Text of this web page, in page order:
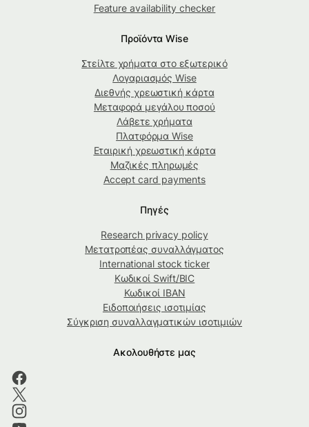
Feature availability checker
Προϊόντα Wise
Στείλτε χρήματα στο εξωτερικό
Λογαριασμός Wise
Διεθνής χρεωστική κάρτα
Μεταφορά μεγάλου ποσού
Λάβετε χρήματα
Πλατφόρμα Wise
Εταιρική χρεωστική κάρτα
Μαζικές πληρωμές
Accept card payments
Πηγές
Research privacy policy
Μετατροπέας συναλλάγματος
International stock ticker
Κωδικοί Swift/BIC
Κωδικοί IBAN
Ειδοποιήσεις ισοτιμίας
Σύγκριση συναλλαγματικών ισοτιμιών
Ακολουθήστε μας